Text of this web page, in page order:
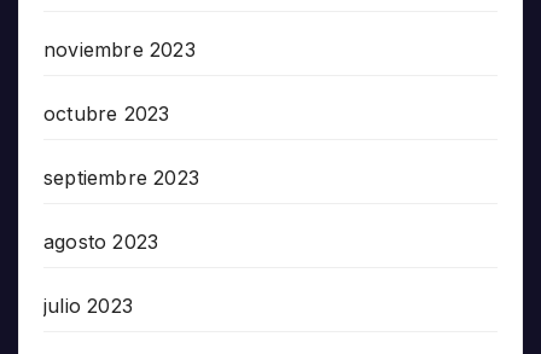
noviembre 2023
octubre 2023
septiembre 2023
agosto 2023
julio 2023